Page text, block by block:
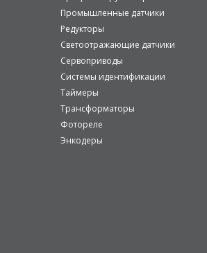
Промышленные датчики
Редукторы
Светоотражающие датчики
Сервоприводы
Системы идентификации
Таймеры
Трансформаторы
Фотореле
Энкодеры